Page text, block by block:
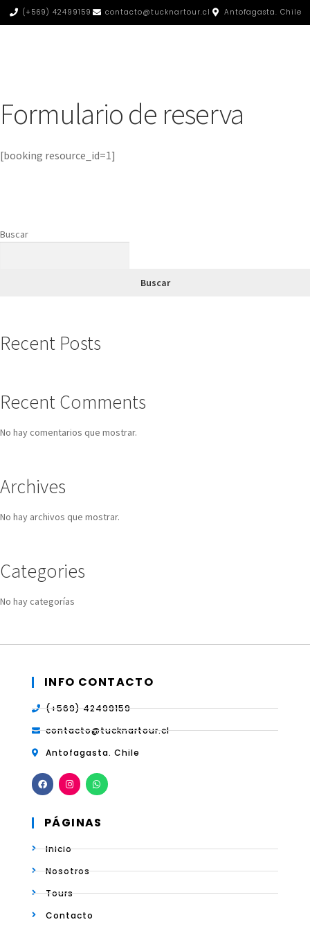
(+569) 42499159 contacto@tucknartour.cl Antofagasta. Chile
Formulario de reserva
[booking resource_id=1]
Buscar
Buscar
Recent Posts
Recent Comments
No hay comentarios que mostrar.
Archives
No hay archivos que mostrar.
Categories
No hay categorías
INFO CONTACTO
(+569) 42499159
contacto@tucknartour.cl
Antofagasta. Chile
PÁGINAS
Inicio
Nosotros
Tours
Contacto